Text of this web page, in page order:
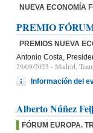
NUEVA ECONOMÍA
PREMIO
PREMIOS NUEVA
Antonio Costa,
29/09/2025 - Madrid,
Información del
Alberto Núñez
FÓRUM EUROPA.